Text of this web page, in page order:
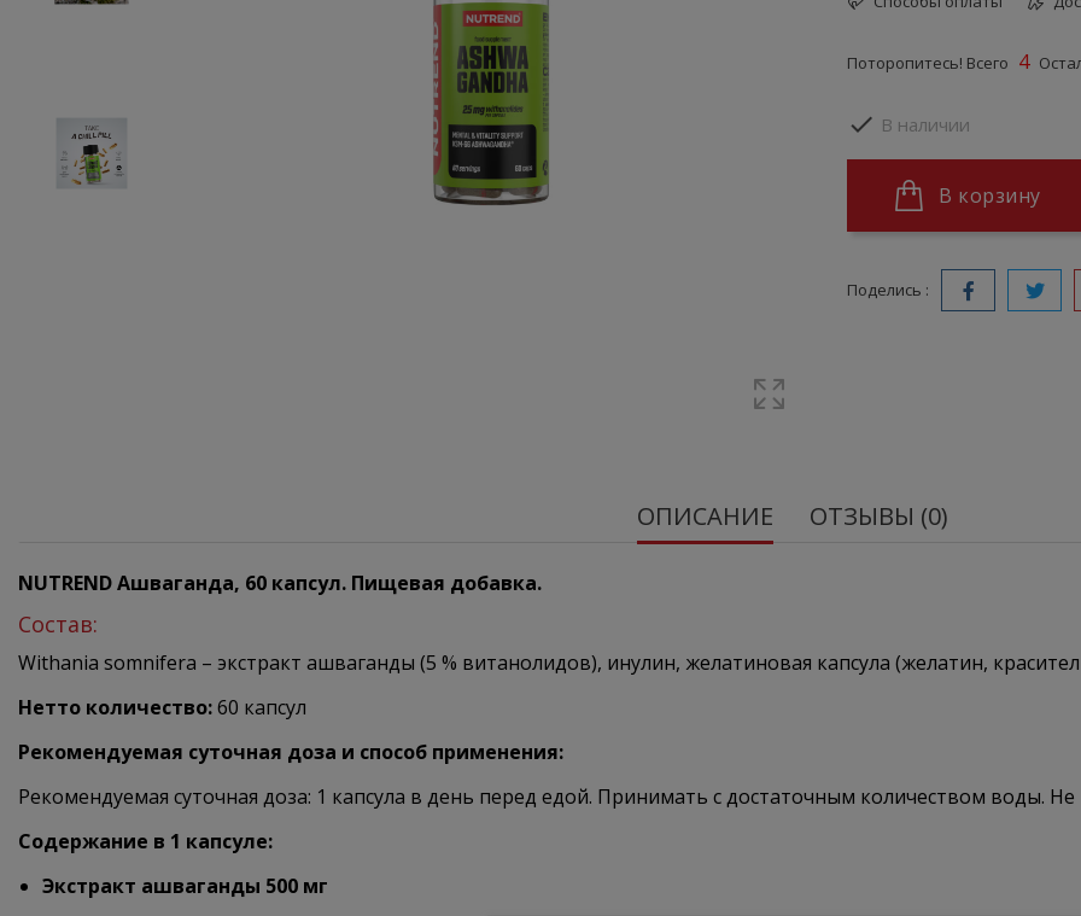
Поторопитесь! Всего 4
 В наличии
В корзину
Поделись :
ОПИСАНИЕ ОТЗЫВЫ (0)
NUTREND Ашваганда, 60 капсул. Пищевая добавка.
Состав:
Withania somnifera – экстракт ашваганды (5 % витанолидов), инулин, желатиновая капсула (желатин,
Нетто количество:60 капсул
Рекомендуемая суточная доза и способ применения:
Рекомендуемая суточная доза: 1 капсула в день перед едой. Принимать с достаточным количеством воды.
Содержание в 1 капсуле:
Экстракт ашваганды 500 мг